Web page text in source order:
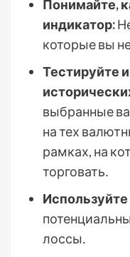
Понимайте,
индикатор:
которые вы
Тестируйте
выбранные
на тех
рамках, на
торговать․
лоссы․